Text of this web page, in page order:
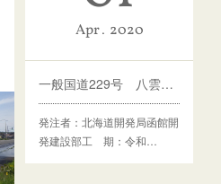
Apr 2020
一般国道229号 八雲町 熊石道路維持除雪外一連工事
発注者：北海道開発局函館開
発建設部工 期：令和…